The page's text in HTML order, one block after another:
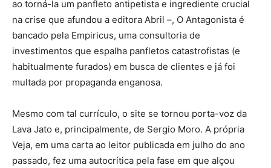
ao torná-la um panfleto antipetista e ingrediente crucial
na crise que afundou a editora Abril –, O Antagonista é
bancado pela Empiricus, uma consultoria de
investimentos que espalha panfletos catastrofistas (e
habitualmente furados) em busca de clientes e já foi
multada por propaganda enganosa.
Mesmo com tal currículo, o site se tornou porta-voz da
Lava Jato e, principalmente, de Sergio Moro. A própria
Veja, em uma carta ao leitor publicada em julho do ano
passado, fez uma autocrítica pela fase em que alçou